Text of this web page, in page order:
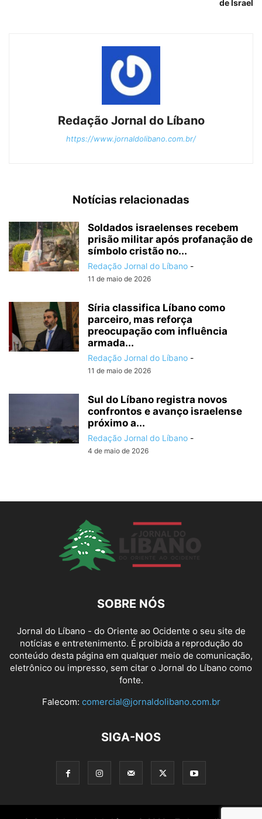
de Israel
Redação Jornal do Líbano
https://www.jornaldolibano.com.br/
Notícias relacionadas
Soldados israelenses recebem
prisão militar após profanação de
símbolo cristão no...
Redação Jornal do Líbano -
11 de maio de 2026
Síria classifica Líbano como
parceiro, mas reforça
preocupação com influência
armada...
Redação Jornal do Líbano -
11 de maio de 2026
Sul do Líbano registra novos
confrontos e avanço israelense
próximo a...
Redação Jornal do Líbano -
4 de maio de 2026
SOBRE NÓS
Jornal do Líbano - do Oriente ao Ocidente o seu site de
notícias e entretenimento. É proibida a reprodução do
conteúdo desta página em qualquer meio de comunicação,
eletrônico ou impresso, sem citar o Jornal do Líbano como
fonte.
Falecom: comercial@jornaldolibano.com.br
SIGA-NOS